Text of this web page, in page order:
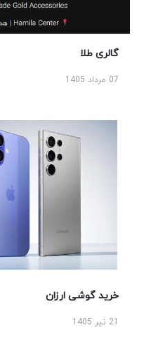
گالری طلا
07 مرداد 1405
خرید گوشی ارزان